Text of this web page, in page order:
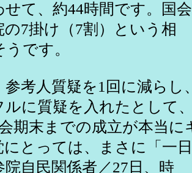
せて、約44時間です。国
の7掛け（7割）という相
です。
考人質疑を1回に減らし
ルに質疑を入れたとして
期末までの成立が本当
とっては、まさに「一
院自民関係者／27日、時